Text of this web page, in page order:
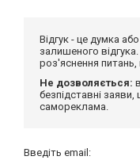
Відгук - це думка
залишеного
роз'яснення питань,
Не дозволяється:
безпідставні
самореклама.
Введіть email: